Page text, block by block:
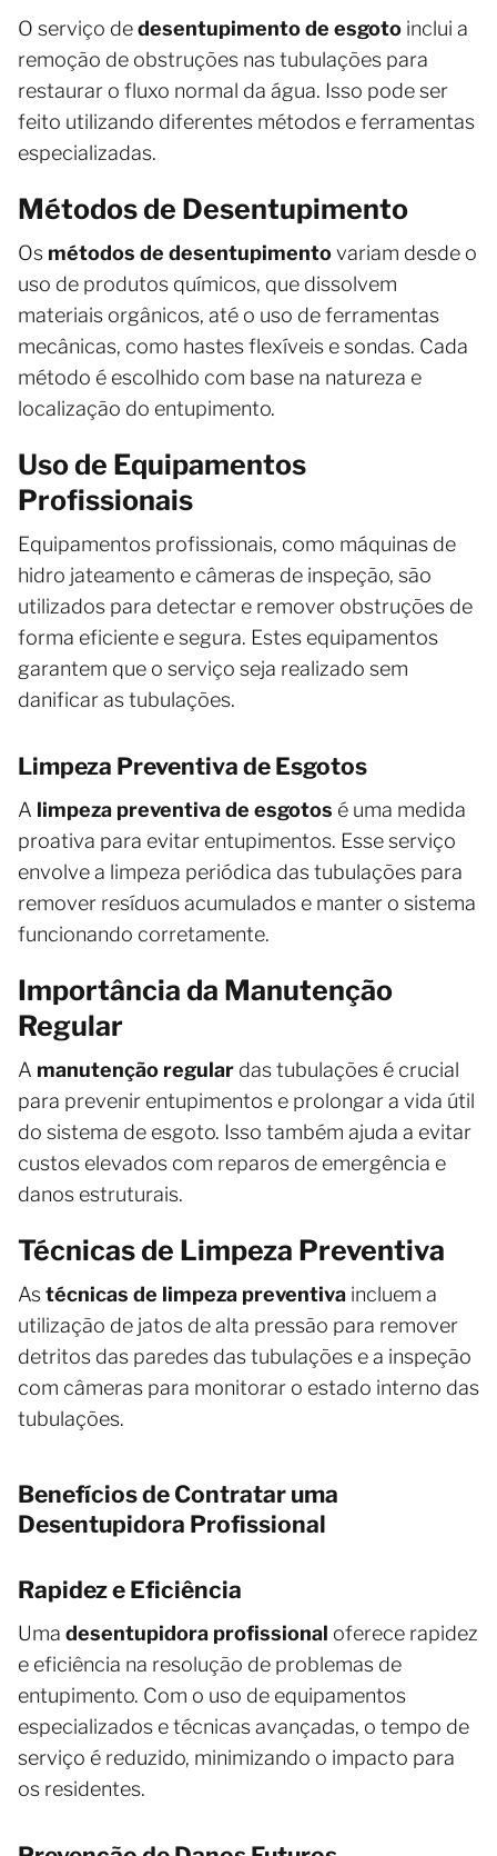
O serviço dedesentupimento de esgoto inclui a
remoção de obstruções nas tubulações para
restaurar o fluxo normal da água. Isso pode ser
feito utilizando diferentes métodos e ferramentas
especializadas.
Métodos de Desentupimento
Os métodos de desentupimentovariam desde o
uso de produtos químicos, que dissolvem
materiais orgânicos, até o uso de ferramentas
mecânicas, como hastes flexíveis e sondas. Cada
método é escolhido com base na natureza e
localização do entupimento.
Uso de Equipamentos
Profissionais
Equipamentos profissionais, como máquinas de
hidro jateamento e câmeras de inspeção, são
utilizados para detectar e remover obstruções de
forma eficiente e segura. Estes equipamentos
garantem que o serviço seja realizado sem
danificar as tubulações.
Limpeza Preventiva de Esgotos
A limpeza preventiva de esgotos é uma medida
proativa para evitar entupimentos. Esse serviço
envolve a limpeza periódica das tubulações para
remover resíduos acumulados e manter o sistema
funcionando corretamente.
Importância da Manutenção
Regular
A manutenção regular das tubulações é crucial
para prevenir entupimentos e prolongar a vida útil
do sistema de esgoto. Isso também ajuda a evitar
custos elevados com reparos de emergência e
danos estruturais.
Técnicas de Limpeza Preventiva
Astécnicas de limpeza preventiva incluem a
utilização de jatos de alta pressão para remover
detritos das paredes das tubulações e a inspeção
com câmeras para monitorar o estado interno das
tubulações.
Benefícios de Contratar uma
Desentupidora Profissional
Rapidez e Eficiência
Uma desentupidora profissional oferece rapidez
e eficiência na resolução de problemas de
entupimento. Com o uso de equipamentos
especializados e técnicas avançadas, o tempo de
serviço é reduzido, minimizando o impacto para
os residentes.